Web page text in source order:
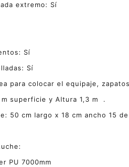
extremo: Sí
Sí
Sí
para colocar el equipaje,
m superficie y Altura 1,3 m .
50 cm largo x 18 cm ancho 15
PU 7000mm